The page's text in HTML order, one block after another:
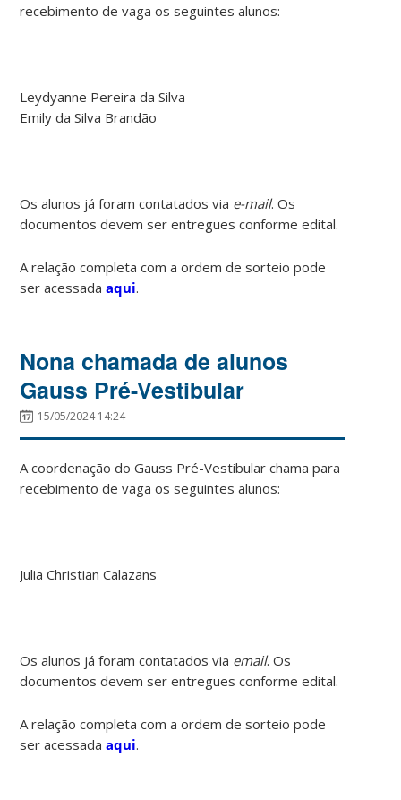
recebimento de vaga os seguintes alunos:
Leydyanne Pereira da Silva
Emily da Silva Brandão
Os alunos já foram contatados via e-mail. Os
documentos devem ser entregues conforme edital.
A relação completa com a ordem de sorteio pode
ser acessadaaqui.
Nona chamada de alunos
Gauss Pré-Vestibular
15/05/2024 14:24
A coordenação do Gauss Pré-Vestibular chama para
recebimento de vaga os seguintes alunos:
Julia Christian Calazans
Os alunos já foram contatados via email. Os
documentos devem ser entregues conforme edital.
A relação completa com a ordem de sorteio pode
ser acessadaaqui.